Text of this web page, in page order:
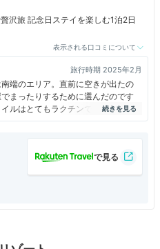
沢旅 記念日ステイを楽しむ1泊2日
表示される口コミについて
旅行時期 2025年2月
端のエリア。直前に空きが出たの
まったりするために選んだのです
ルはとてもラクチンでした。料理の
くて値段相応のリーズナブルな感